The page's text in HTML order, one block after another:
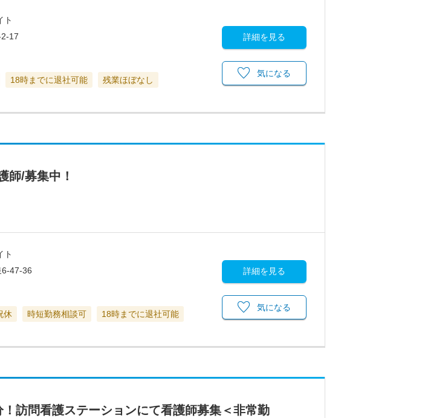
ト
17
18時までに退社可能 残業ほぼなし
詳細を見る
気になる
師/募集中！
ト
6-47-36
休 時短勤務相談可 18時までに退社可能
詳細を見る
気になる
訪問看護ステーションにて看護師募集＜非常勤